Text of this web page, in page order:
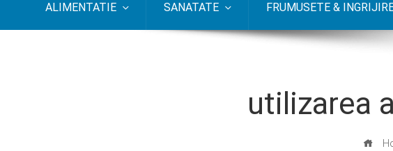
ALIMENTATIE SANATATE FRUMUSETE &
utilizarea